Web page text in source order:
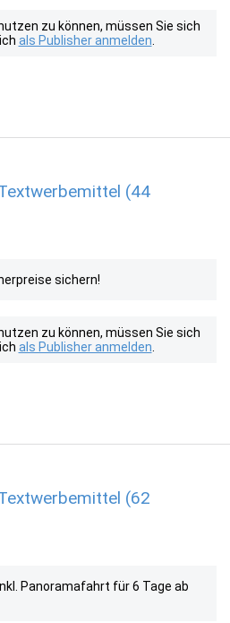
zu können, müssen Sie sich
als Publisher anmelden
(44
sichern!
zu können, müssen Sie sich
als Publisher anmelden
(62
Panoramafahrt für 6 Tage ab